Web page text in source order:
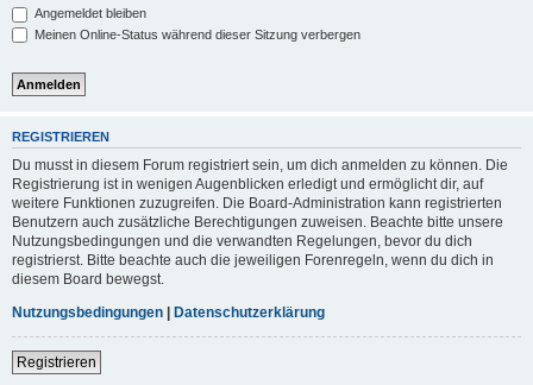
Angemeldet bleiben
Meinen Online-Status während dieser Sitzung verbergen
REGISTRIEREN
Du musst in diesem Forum registriert sein, um dich anmelden zu können. Die
Registrierung ist in wenigen Augenblicken erledigt und ermöglicht dir, auf
weitere Funktionen zuzugreifen. Die Board-Administration kann registrierten
Benutzern auch zusätzliche Berechtigungen zuweisen. Beachte bitte unsere
Nutzungsbedingungen und die verwandten Regelungen, bevor du dich
registrierst. Bitte beachte auch die jeweiligen Forenregeln, wenn du dich in
diesem Board bewegst.
Nutzungsbedingungen | Datenschutzerklärung
Registrieren